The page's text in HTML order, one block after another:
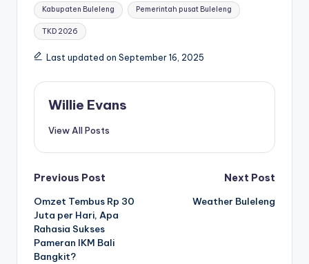
Kabupaten Buleleng Pemerintah pusat Buleleng
TKD 2026
Last updated on September 16, 2025
Willie Evans
View All Posts
Post
navigation
Previous Post
Omzet Tembus Rp 30
Juta per Hari, Apa
Rahasia Sukses
Pameran IKM Bali
Bangkit?
Next Post
Weather Buleleng